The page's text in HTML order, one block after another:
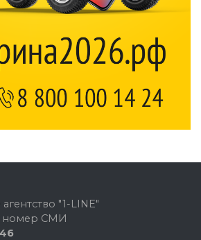
"1-LINE"
номер СМИ